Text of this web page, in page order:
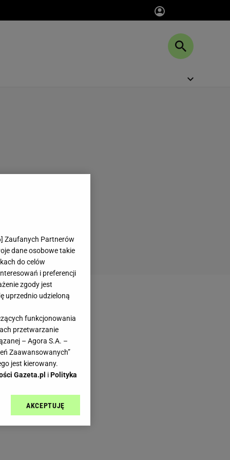
] Zaufanych Partnerów
dane osobowe takie
do celów
i preferencji
zgody jest
uprzednio udzieloną
funkcjonowania
przetwarzanie
– Agora S.A. –
Zaawansowanych”
jest kierowany.
Gazeta.pl iPolityka
sp. z o.o., jej
AKCEPTUJĘ